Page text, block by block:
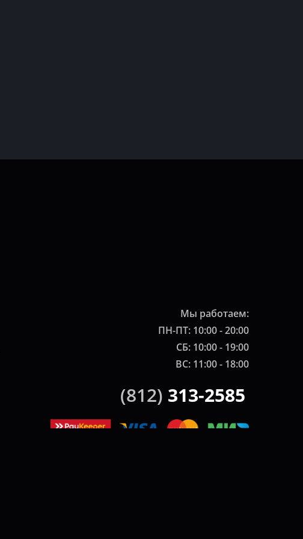
Мы работаем:
ПН-ПТ: 10:00 - 20:00
СБ: 10:00 - 19:00
ВС: 11:00 - 18:00
(812) 313-2585